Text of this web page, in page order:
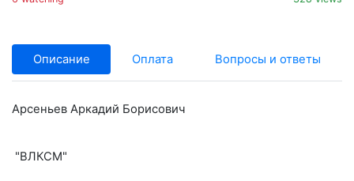
Описание Оплата Вопросы и ответы
Арсеньев Аркадий Борисович
"ВЛКСМ"